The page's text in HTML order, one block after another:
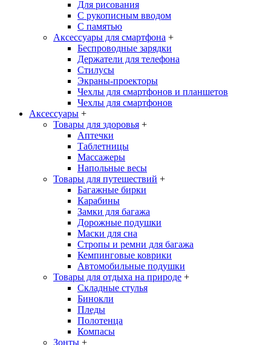
Для рисования
С рукописным вводом
С памятью
Аксессуары для смартфона +
Беспроводные зарядки
Держатели для телефона
Стилусы
Экраны-проекторы
Чехлы для смартфонов и планшетов
Чехлы для смартфонов
Аксессуары +
Товары для здоровья +
Аптечки
Таблетницы
Массажеры
Напольные весы
Товары для путешествий +
Багажные бирки
Карабины
Замки для багажа
Дорожные подушки
Маски для сна
Стропы и ремни для багажа
Кемпинговые коврики
Автомобильные подушки
Товары для отдыха на природе +
Складные стулья
Бинокли
Пледы
Полотенца
Компасы
Зонты +